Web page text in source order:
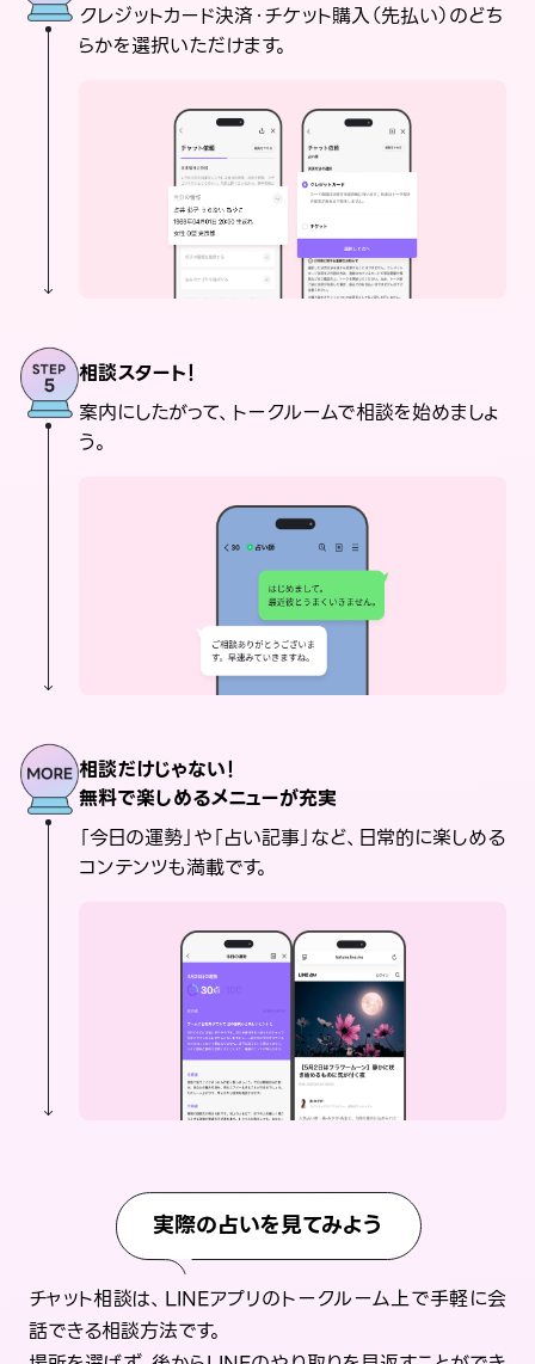
クレジットカード決済・チケット購入（先払い）のどち
らかを選択いただけます。
相談スタート！
案内にしたがって、トークルームで相談を始めましょ
う。
相談だけじゃない！
無料で楽しめるメニューが充実
「今日の運勢」や「占い記事」など、日常的に楽しめる
コンテンツも満載です。
実際の占いを見てみよう
チャット相談は、LINEアプリのトークルーム上で手軽に会
話できる相談方法です。